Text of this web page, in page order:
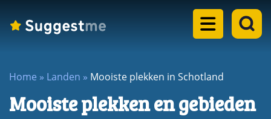
Landen
dropdown
Home » Landen » Mooiste plekken in Schotland
Mooiste plekken en gebieden